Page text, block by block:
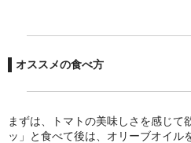
オススメの食べ方
まずは、トマトの美味しさを感じて
ッ」と食べて後は、オリーブオイル